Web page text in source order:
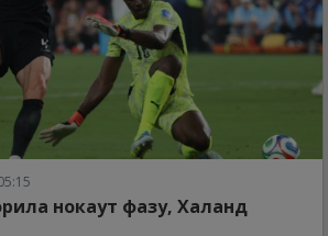
нокаут фазу, Халанд